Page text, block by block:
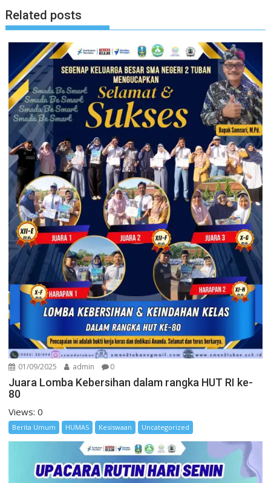
Related posts
01/09/2025 admin 0
Juara Lomba Kebersihan dalam rangka HUT RI ke-
80
Views: 0
Berita Umum HUMAS Kesiswaan Uncategorized